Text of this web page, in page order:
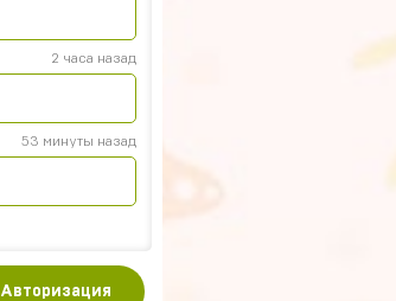
2 часа назад
53 минуты назад
Авторизация